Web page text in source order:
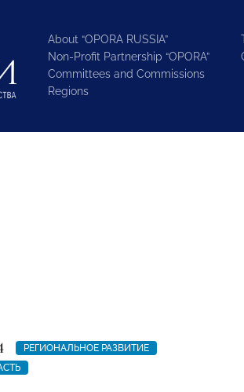
About “OPORA RUSSIA”
Non-Profit Partnership “OPORA”
Committees and Commissions
Regions
РЕГИОНАЛЬНОЕ РАЗВИТИЕ